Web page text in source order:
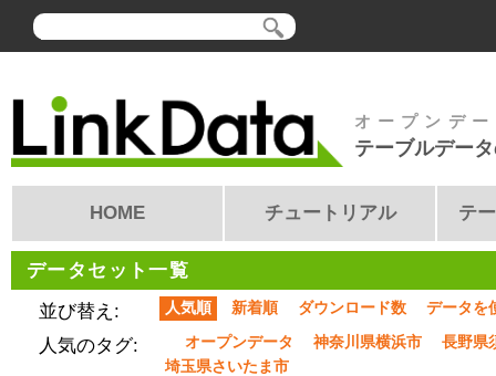
オープンデ
テーブルデー
HOME チュートリアル テ
データセット一覧
並び替え:
人気順 新着順 ダウンロード数 データを
人気のタグ: オープンデータ 神奈川県横浜市
長野県
埼玉県さいたま市